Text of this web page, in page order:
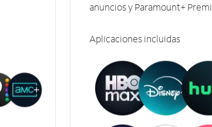
anuncios y Paramount+
Aplicaciones incluidas